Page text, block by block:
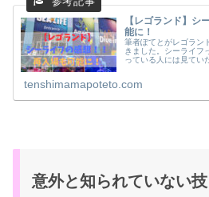
【レゴランド】シ
能に！
筆者ぽてとがレゴラン
きました。シーライフ
っている人には見てい
tenshimamapoteto.com
意外と知られていない技